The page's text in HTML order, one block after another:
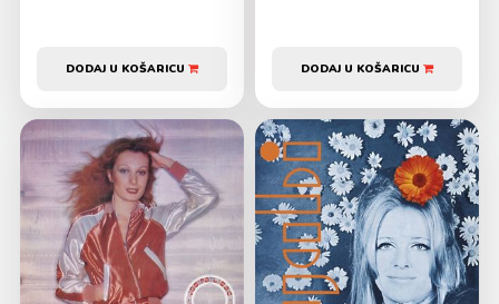
DODAJ U KOŠARICU DODAJ U KOŠARICU